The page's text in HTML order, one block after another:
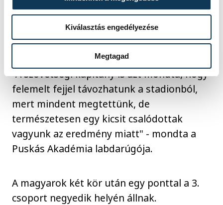
Kiválasztás engedélyezése
Megtagad
mérkőzésen elkövetett hibákat, amelyeken
próbáltak javítani, érzése szerint ez
sikerült is.
"A szövetségi kapitány is azt mondta, hogy
felemelt fejjel távozhatunk a stadionból,
mert mindent megtettünk, de
természetesen egy kicsit csalódottak
vagyunk az eredmény miatt" - mondta a
Puskás Akadémia labdarúgója.
A magyarok két kör után egy ponttal a 3.
csoport negyedik helyén állnak.